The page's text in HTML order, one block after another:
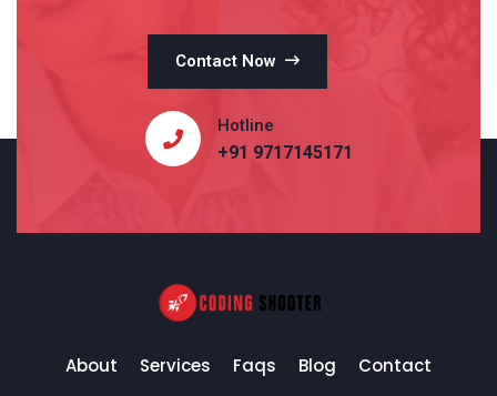
Contact Now
Hotline
+91 9717145171
About Services Faqs Blog Contact